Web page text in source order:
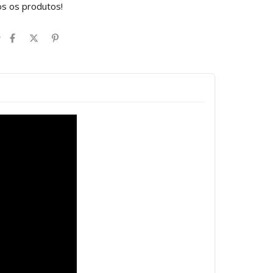
os produtos!